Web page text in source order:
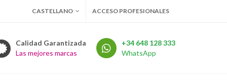
CASTELLANO ACCESO PROFESIONALES
Calidad Garantizada
Las mejores marcas
+34 648 128 333
WhatsApp